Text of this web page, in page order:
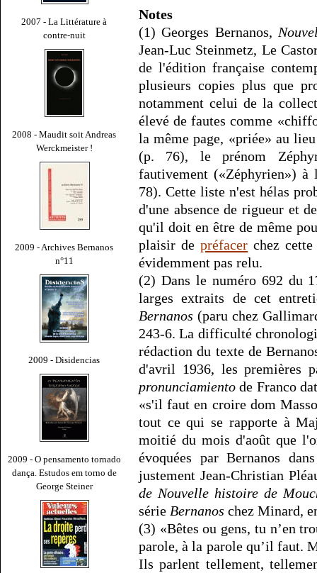
2007 - La Littérature à
contre-nuit
2008 - Maudit soit Andreas
Werckmeister !
2009 - Archives Bernanos
n°11
2009 - Disidencias
2009 - O pensamento tornado
dança. Estudos em torno de
George Steiner
Notes
(1) Georges Bernanos,
Jean-Luc Steinmetz, Le
de l'édition française
plusieurs copies plus que
notamment celui de la
élevé de fautes comme
la même page, «priée» au
(p. 76), le prénom
fautivement («Zéphyrien») à
78). Cette liste n'est hélas
d'une absence de rigueur et
qu'il doit en être de même
plaisir depréfacer chez
évidemment pas relu.
(2) Dans le numéro 692 du
larges extraits de cet
Bernanos (paru chez
243-6. La difficulté
rédaction du texte de
d'avril 1936, les premières
pronunciamiento de Franco
«s'il faut en croire dom
tout ce qui se rapporte à
moitié du mois d'août que
évoquées par Bernanos
justement Jean-Christian
de Nouvelle histoire de
série Bernanos chez Minard,
(3) «Bêtes ou gens, tu n’en
parole, à la parole qu’il faut.
Ils parlent tellement,